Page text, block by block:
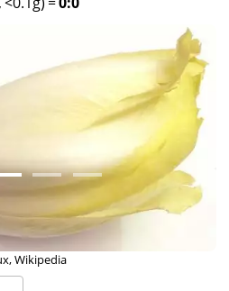
Wikipedia